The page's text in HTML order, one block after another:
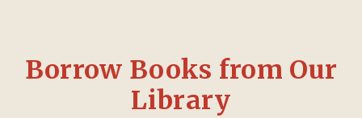
Borrow Books from Our
Library